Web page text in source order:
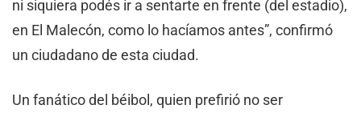
ni siquiera podés ir a sentarte en frente (del estadio),
en El Malecón, como lo hacíamos antes”, confirmó
un ciudadano de esta ciudad.
Un fanático del béibol, quien prefirió no ser